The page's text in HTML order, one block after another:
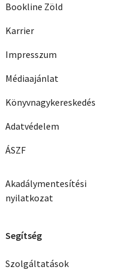
Bookline Zöld
Karrier
Impresszum
Médiaajánlat
Könyvnagykereskedés
Adatvédelem
ÁSZF
Akadálymentesítési
nyilatkozat
Segítség
Szolgáltatások